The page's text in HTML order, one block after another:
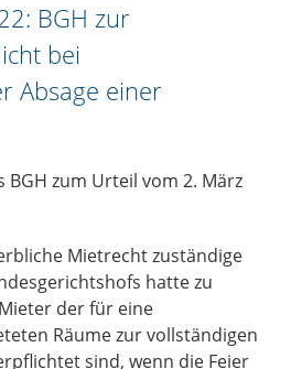
BGH zur
bei
Absage einer
zum Urteil vom 2. März
Mietrecht zuständige
hatte zu
der für eine
Räume zur vollständigen
sind, wenn die Feier